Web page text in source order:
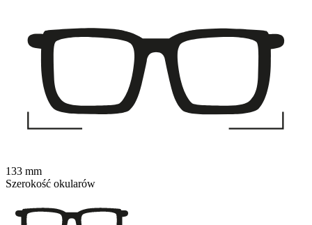
133 mm
Szerokość okularów